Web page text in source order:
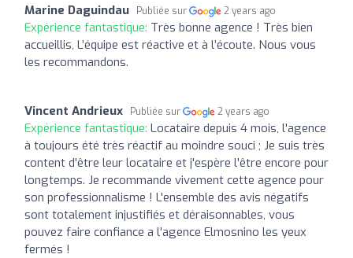
Marine Daguindau Publiée sur 2 years ago
Expérience fantastique: Très bonne agence ! Très bien
accueillis, L’équipe est réactive et à l’écoute. Nous vous
les recommandons.
Vincent Andrieux Publiée sur 2 years ago
Expérience fantastique: Locataire depuis 4 mois, l'agence
à toujours été très réactif au moindre souci ; Je suis très
content d'être leur locataire et j'espère l'être encore pour
longtemps. Je recommande vivement cette agence pour
son professionnalisme ! L'ensemble des avis négatifs
sont totalement injustifiés et déraisonnables, vous
pouvez faire confiance a l'agence Elmosnino les yeux
fermés !